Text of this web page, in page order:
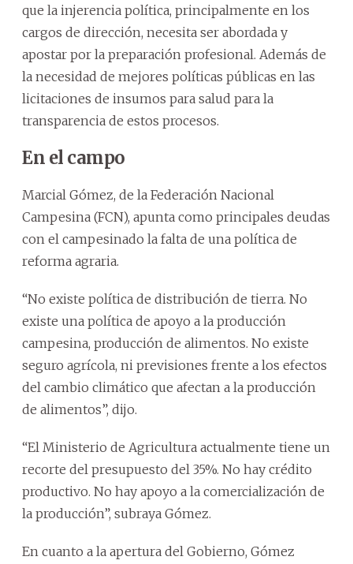
que la injerencia política, principalmente en los
cargos de dirección, necesita ser abordada y
apostar por la preparación profesional. Además de
la necesidad de mejores políticas públicas en las
licitaciones de insumos para salud para la
transparencia de estos procesos.
En el campo
Marcial Gómez, de la Federación Nacional
Campesina (FCN), apunta como principales deudas
con el campesinado la falta de una política de
reforma agraria.
“No existe política de distribución de tierra. No
existe una política de apoyo a la producción
campesina, producción de alimentos. No existe
seguro agrícola, ni previsiones frente a los efectos
del cambio climático que afectan a la producción
de alimentos”, dijo.
“El Ministerio de Agricultura actualmente tiene un
recorte del presupuesto del 35%. No hay crédito
productivo. No hay apoyo a la comercialización de
la producción”, subraya Gómez.
En cuanto a la apertura del Gobierno, Gómez